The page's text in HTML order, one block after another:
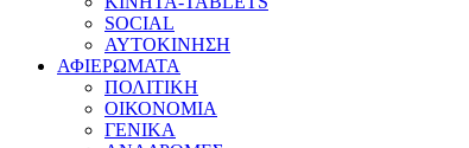
SOCIAL
ΑΥΤΟΚΙΝΗΣΗ
ΑΦΙΕΡΩΜΑΤΑ
ΠΟΛΙΤΙΚΗ
ΟΙΚΟΝΟΜΙΑ
ΓΕΝΙΚΑ